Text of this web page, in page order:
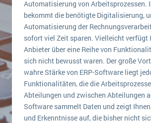
Automatisierung von Arbeitsprozessen.
bekommt die benötigte Digitalisierung,
Automatisierung der
sofort viel Zeit sparen. Vielleicht verfügt
Anbieter über eine Reihe von
sich nicht bewusst waren. Der große
wahre Stärke von ERP-Software liegt
Funktionalitäten, die die
Abteilungen und zwischen Abteilungen
Software sammelt Daten und zeigt
und Erkenntnisse auf, die bisher nicht